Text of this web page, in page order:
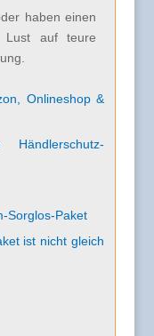
haben einen
Lust auf teure
Onlineshop &
Händlerschutz-
Sorglos-Paket
ist nicht gleich